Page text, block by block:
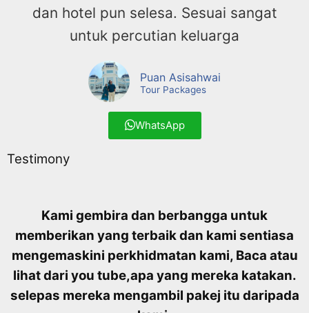
dan hotel pun selesa. Sesuai sangat
untuk percutian keluarga
Puan Asisahwai
Tour Packages
WhatsApp
Testimony
Kami gembira dan berbangga untuk
memberikan yang terbaik dan kami sentiasa
mengemaskini perkhidmatan kami, Baca atau
lihat dari you tube,apa yang mereka katakan.
selepas mereka mengambil pakej itu daripada